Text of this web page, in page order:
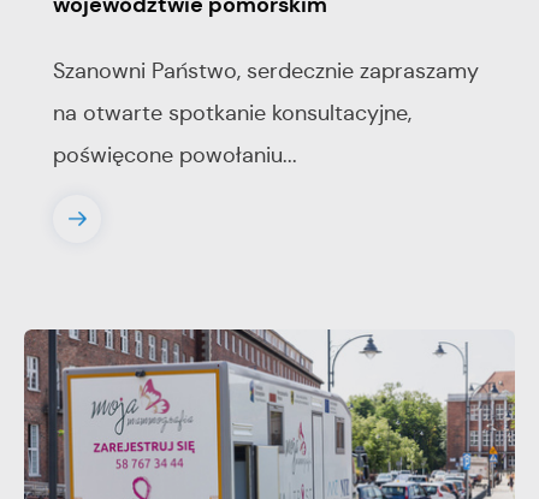
Szanowni Państwo, serdecznie zapraszamy
na otwarte spotkanie konsultacyjne,
poświęcone powołaniu...